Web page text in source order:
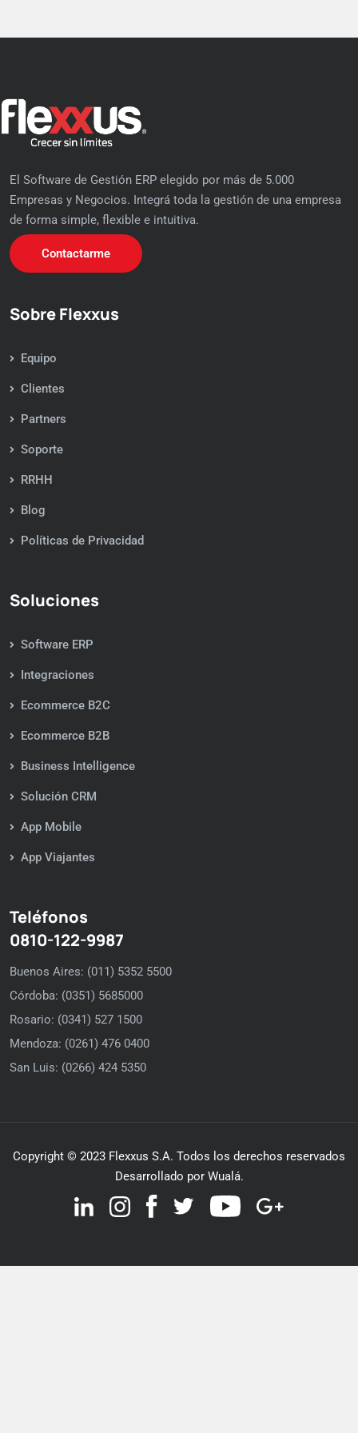
El Software de Gestión ERP elegido por más de 5.000
Empresas y Negocios. Integrá toda la gestión de una empresa
de forma simple, flexible e intuitiva.
Contactarme
Sobre Flexxus
Equipo
Clientes
Partners
Soporte
RRHH
Blog
Políticas de Privacidad
Soluciones
Software ERP
Integraciones
Ecommerce B2C
Ecommerce B2B
Business Intelligence
Solución CRM
App Mobile
App Viajantes
Teléfonos
0810-122-9987
Buenos Aires: (011) 5352 5500
Córdoba: (0351) 5685000
Rosario: (0341) 527 1500
Mendoza: (0261) 476 0400
San Luis: (0266) 424 5350
Copyright © 2023 Flexxus S.A. Todos los derechos reservados
Desarrollado por Wualá.